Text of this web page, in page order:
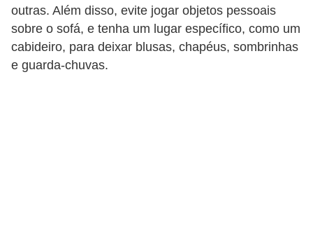
outras. Além disso, evite jogar objetos pessoais
sobre o sofá, e tenha um lugar específico, como um
cabideiro, para deixar blusas, chapéus, sombrinhas
e guarda-chuvas.